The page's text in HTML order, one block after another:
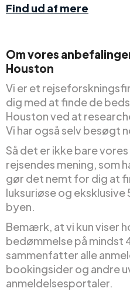
Find ud af mere
Om vores
Houston
Vi er et
dig med at finde de
Houston ved at
Vi har også selv besøgt
Så det er ikke bare
rejsendes mening, som
gør det nemt for dig at
luksuriøse og
byen.
Bemærk, at vi kun viser
bedømmelse på mindst
sammenfatter alle
bookingsider og andre
anmeldelsesportaler.